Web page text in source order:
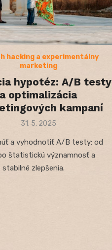
hacking a experimentálny
marketing
hypotéz: A/B testy
a optimalizácia
kampaní
Posted
31. 5. 2025
a vyhodnotiť A/B testy: od
štatistickú významnosť a
stabilné zlepšenia.